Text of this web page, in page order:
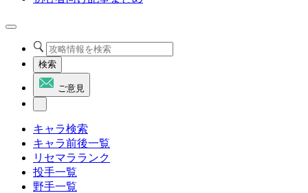
検索
ご意見
キャラ検索
キャラ前後一覧
リセマラランク
投手一覧
野手一覧